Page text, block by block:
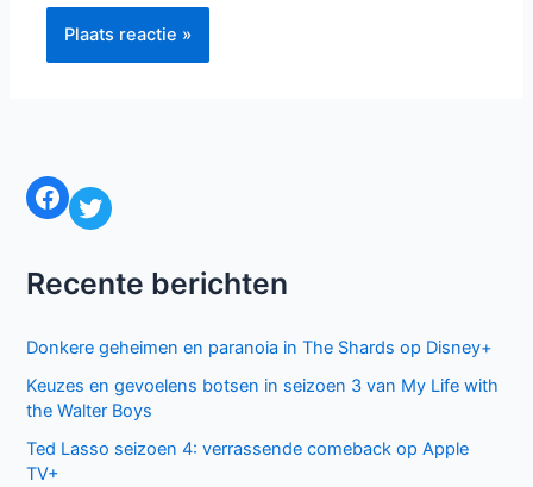
Facebook Twitter
Recente berichten
Donkere geheimen en paranoia in The Shards op Disney+
Keuzes en gevoelens botsen in seizoen 3 van My Life with
the Walter Boys
Ted Lasso seizoen 4: verrassende comeback op Apple
TV+